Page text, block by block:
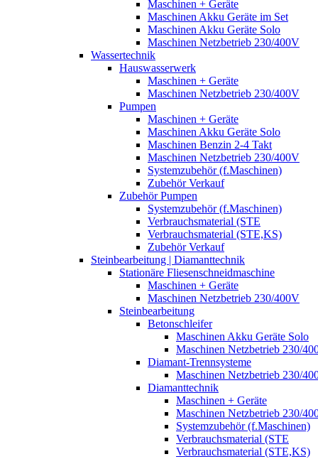
Maschinen + Geräte
Maschinen Akku Geräte im Set
Maschinen Akku Geräte Solo
Maschinen Netzbetrieb 230/400V
Wassertechnik
Hauswasserwerk
Maschinen + Geräte
Maschinen Netzbetrieb 230/400V
Pumpen
Maschinen + Geräte
Maschinen Akku Geräte Solo
Maschinen Benzin 2-4 Takt
Maschinen Netzbetrieb 230/400V
Systemzubehör (f.Maschinen)
Zubehör Verkauf
Zubehör Pumpen
Systemzubehör (f.Maschinen)
Verbrauchsmaterial (STE
Verbrauchsmaterial (STE,KS)
Zubehör Verkauf
Steinbearbeitung | Diamanttechnik
Stationäre Fliesenschneidmaschine
Maschinen + Geräte
Maschinen Netzbetrieb 230/400V
Steinbearbeitung
Betonschleifer
Maschinen Akku Geräte Solo
Maschinen Netzbetrieb 230/
Diamant-Trennsysteme
Maschinen Netzbetrieb 230/
Diamanttechnik
Maschinen + Geräte
Maschinen Netzbetrieb 230/
Systemzubehör (f.Maschinen)
Verbrauchsmaterial (STE
Verbrauchsmaterial (STE,KS)